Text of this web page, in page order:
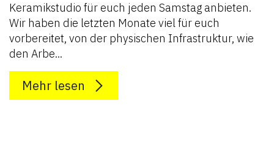
Keramikstudio für euch jeden Samstag anbieten.
Wir haben die letzten Monate viel für euch
vorbereitet, von der physischen Infrastruktur, wie
den Arbe...
Mehr lesen